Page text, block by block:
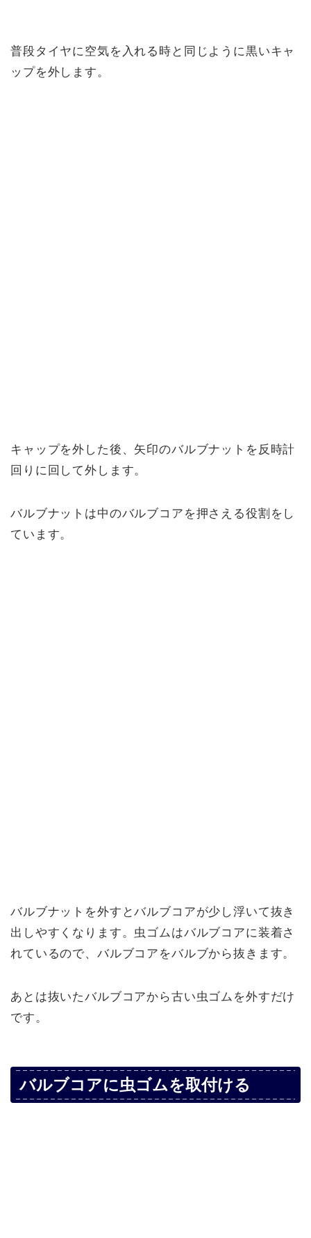
普段タイヤに空気を入れる時と同じように黒いキャ
ップを外します。
キャップを外した後、矢印のバルブナットを反時計
回りに回して外します。
バルブナットは中のバルブコアを押さえる役割をし
ています。
バルブナットを外すとバルブコアが少し浮いて抜き
出しやすくなります。虫ゴムはバルブコアに装着さ
れているので、バルブコアをバルブから抜きます。
あとは抜いたバルブコアから古い虫ゴムを外すだけ
です。
バルブコアに虫ゴムを取付ける